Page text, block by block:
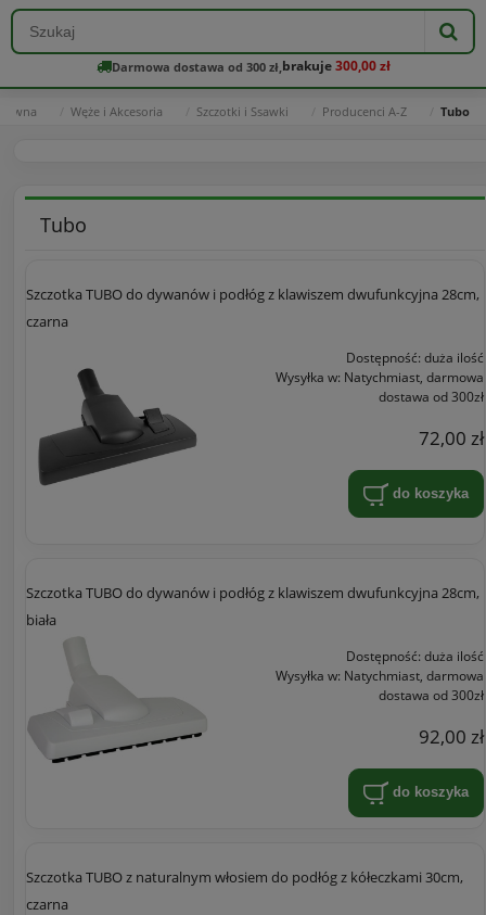
Darmowa dostawa od 300 zł, brakuje300,00 zł
Węże i Akcesoria Szczotki i Ssawki Producenci A-Z Tubo
Tubo
Szczotka TUBO do dywanów i podłóg z klawiszem dwufunkcyjna 28cm,
czarna
Dostępność: duża ilość
Wysyłka w: Natychmiast, darmowa
dostawa od 300zł
72,00 zł
do koszyka
Szczotka TUBO do dywanów i podłóg z klawiszem dwufunkcyjna 28cm,
biała
Dostępność: duża ilość
Wysyłka w: Natychmiast, darmowa
dostawa od 300zł
92,00 zł
do koszyka
Szczotka TUBO z naturalnym włosiem do podłóg z kółeczkami 30cm,
czarna